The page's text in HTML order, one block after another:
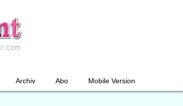
Archiv Abo Mobile Version